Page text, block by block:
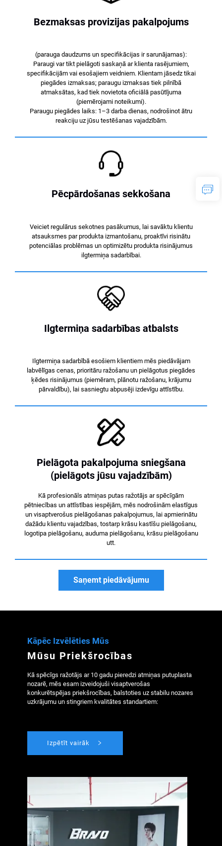
Bezmaksas provizijas pakalpojums
(parauga daudzums un specifikācijas ir sarunājamas):
Paraugi var tikt pielāgoti saskaņā ar klienta rasējumiem,
specifikācijām vai esošajiem veidniem. Klientam jāsedz tikai
piegādes izmaksas; paraugu izmaksas tiek pilnībā
atmaksātas, kad tiek novietota oficiālā pasūtījuma
(piemērojami noteikumi).
Paraugu piegādes laiks: 1–3 darba dienas, nodrošinot ātru
reakciju uz jūsu testēšanas vajadzībām.
Pēcpārdošanas sekkošana
Veiciet regulārus sekotnes pasākumus, lai savāktu klientu
atsauksmes par produkta izmantošanu, proaktīvi risinātu
potenciālas problēmas un optimizētu produkta risinājumus
ilgtermiņa sadarbībai.
Ilgtermiņa sadarbības atbalsts
Ilgtermiņa sadarbībā esošiem klientiem mēs piedāvājam
labvēlīgas cenas, prioritāru ražošanu un pielāgotus piegādes
ķēdes risinājumus (piemēram, plānotu ražošanu, krājumu
pārvaldību), lai sasniegtu abpusēji izdevīgu attīstību.
Pielāgota pakalpojuma sniegšana
(pielāgots jūsu vajadzībām)
Kā profesionāls atmiņas putas ražotājs ar spēcīgām
pētniecības un attīstības iespējām, mēs nodrošinām elastīgus
un visaptverošus pielāgošanas pakalpojumus, lai apmierinātu
dažādu klientu vajadzības, tostarp krāsu kastīšu pielāgošanu,
logotipa pielāgošanu, auduma pielāgošanu, krāsu pielāgošanu
utt.
Saņemt piedāvājumu
Kāpēc Izvēlēties Mūs
Mūsu Priekšrocības
Kā spēcīgs ražotājs ar 10 gadu pieredzi atmiņas putuplasta
nozarē, mēs esam izveidojuši visaptverošas
konkurētspējas priekšrocības, balstoties uz stabilu nozares
uzkrājumu un stingriem kvalitātes standartiem:
Izpētīt vairāk